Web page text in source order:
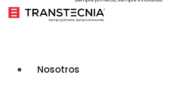
Nosotros